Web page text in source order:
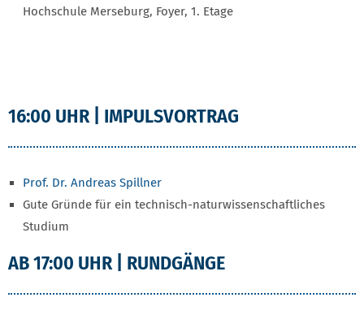
Hochschule Merseburg, Foyer, 1. Etage
16:00 UHR | IMPULSVORTRAG
Prof. Dr. Andreas Spillner
Gute Gründe für ein technisch-naturwissenschaftliches
Studium
AB 17:00 UHR | RUNDGÄNGE